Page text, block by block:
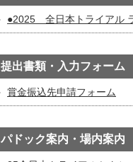
●2025 全日本トライアル
提出書類・入力フォーム
賞金振込先申請フォーム
パドック案内・場内案内